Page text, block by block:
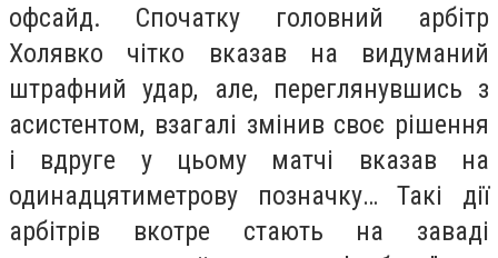
офсайд. Спочатку головний арбітр
Холявко чітко вказав на видуманий
штрафний удар, але, переглянувшись з
асистентом, взагалі змінив своє рішення
і вдруге у цьому матчі вказав на
одинадцятиметрову позначку… Такі дії
арбітрів вкотре стають на заваді